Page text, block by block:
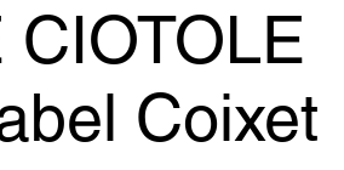
CIOTOLE
Coixet